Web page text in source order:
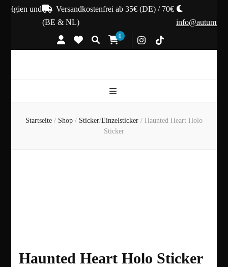
und
Versandkostenfrei ab 35€ (DE) / 70€
(BE & NL)
0
Startseite / Shop / Sticker/Einzelsticker / Haunted Heart Holo
Sticker
Haunted Heart Holo Sticker